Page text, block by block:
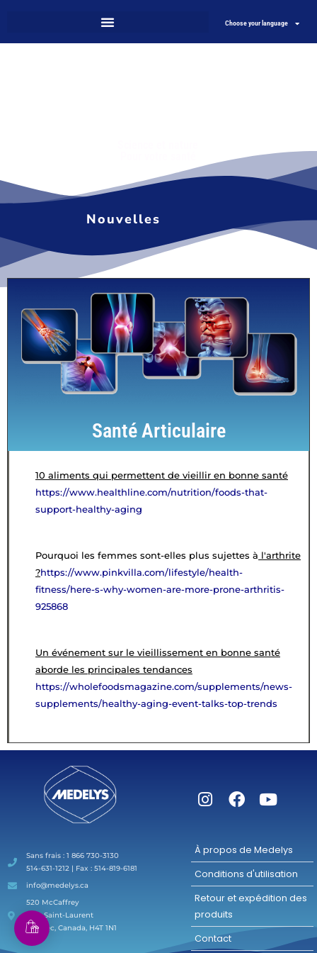
Choose your language
Nouvelles
Santé Articulaire
10 aliments qui permettent de vieillir en bonne santé
https://www.healthline.com/nutrition/foods-that-
support-healthy-aging
Pourquoi les femmes sont-elles plus sujettes à l'arthrite
?https://www.pinkvilla.com/lifestyle/health-
fitness/here-s-why-women-are-more-prone-arthritis-
925868
Un événement sur le vieillissement en bonne santé
aborde les principales tendances
https://wholefoodsmagazine.com/supplements/news-
supplements/healthy-aging-event-talks-top-trends
Sans frais : 1 866 730-3130
514-631-1212 | Fax : 514-819-6181
info@medelys.ca
520 McCaffrey
Ville Saint-Laurent
Québec, Canada, H4T 1N1
À propos de Medelys
Conditions d'utilisation
Retour et expédition des
produits
Contact